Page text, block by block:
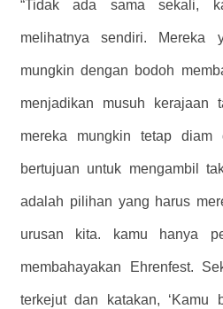
“Tidak ada sama sekali,
melihatnya sendiri. Mereka
mungkin dengan bodoh
menjadikan musuh kerajaan
mereka mungkin tetap diam
bertujuan untuk mengambil
adalah pilihan yang harus
urusan kita. kamu hanya
membahayakan Ehrenfest.
terkejut dan katakan, ‘Kamu